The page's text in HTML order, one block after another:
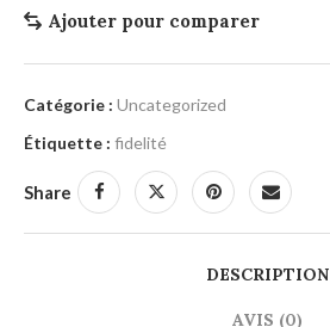
Ajouter pour comparer
Catégorie : Uncategorized
Étiquette : fidelité
Share
DESCRIPTION
AVIS (0)